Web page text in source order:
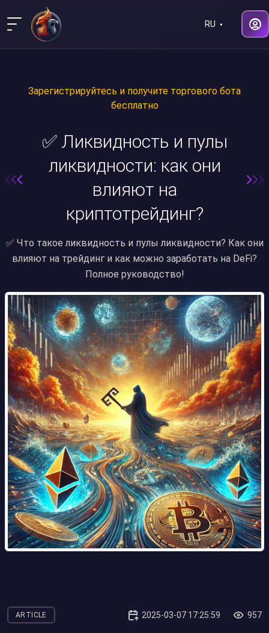
RU
Зарегистрируйтесь и получите торгового бота
бесплатно
✅ Ликвидность и пулы
ликвидности: как они
влияют на
криптотрейдинг?
✅ Что такое ликвидность и пулы ликвидности? Как они
влияют на трейдинг и как можно заработать на DeFi?
Полное руководство!
ARTICLE 2025-03-07 17:25:59 957